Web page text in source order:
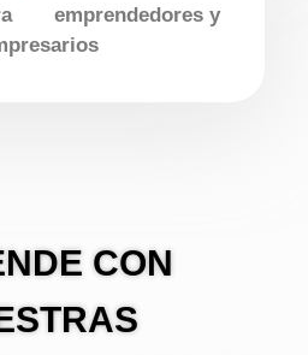
emprendedores y
CON